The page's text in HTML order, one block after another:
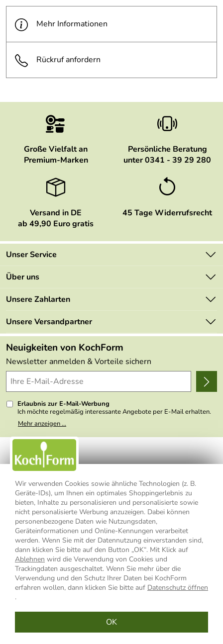
Wir verwenden Cookies sowie ähnliche Technologien (z. B.
Geräte-IDs), um Ihnen ein optimales Shoppingerlebnis zu
bieten, Inhalte zu personalisieren und personalisierte sowie
nicht personalisierte Werbung anzuzeigen. Dabei können
personenbezogene Daten wie Nutzungsdaten,
Geräteinformationen und Online-Kennungen verarbeitet
werden. Wenn Sie mit der Datennutzung einverstanden sind,
dann klicken Sie bitte auf den Button „OK“. Mit Klick auf
Ablehnen wird die Verwendung von Cookies und
Trackingdaten ausgeschaltet. Wenn Sie mehr über die
Verwendung und den Schutz Ihrer Daten bei KochForm
erfahren wollen, dann klicken Sie bitte auf Datenschutz öffnen
.
OK
Mehr Informationen
Rückruf anfordern
Große Vielfalt an
Premium-Marken
Persönliche Beratung
unter 0341 - 39 29 280
Versand in DE
ab 49,90 Euro gratis
45 Tage Widerrufsrecht
Unser Service
Kontakt
Mehrwertsteuerfrei
Retourenportal
FAQs
Lieferbedingungen
Delivery Terms
Kundenlogin
Über uns
Marken
Angebote
Made in Germany
Themen
Wir über uns
Presse
Unsere Zahlarten
Unsere Versandpartner
Neuigkeiten von KochForm
Newsletter anmelden & Vorteile sichern
Erlaubnis zur E-Mail-Werbung
Ich möchte regelmäßig interessante Angebote per E-Mail erhalten.
Meine E-Mail-Adresse wird nicht an andere Unternehmen
weitergegeben. Zu statistischen Zwecken wird in anonymer Form
nicht erkennbar, welche konkrete Person geklickt hat. Diese
Einwilligung zur Nutzung meiner E-Mail- Adresse für Werbezwecke
kann ich jederzeit mit Wirkung für die Zukunft widerrufen, indem ich
den Link "Abmelden" am Ende des Newsletters anklicke oder die
Option Newsletter im Mitgliederbereich deaktiviere. Die
Datenschutzerklärung
habe ich zur Kenntnis genommen.
Mehr anzeigen ...
Impressum Datenschutzerklärung
AGB
Widerrufsbelehrung
Widerrufsformular
Vertrag widerrufen
* Alle Preisangaben inkl. MwSt., bis 49,90 € Bestellwert zzgl.
Versandkosten, ab 49,90 € Bestellwert inkl.Versandkosteninnerhalb